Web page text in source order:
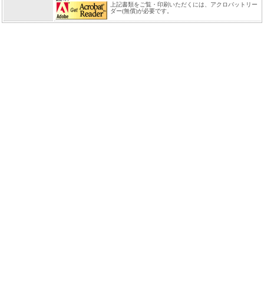
上記書類をご覧・印刷いただくには、アクロバットリー
ダー(無償)が必要です。